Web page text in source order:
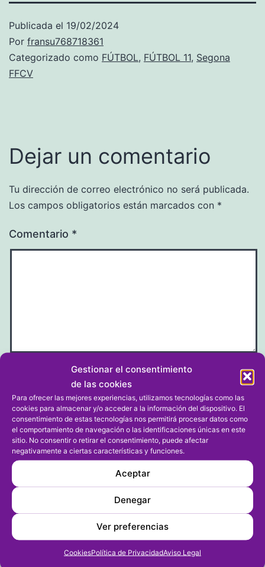
Gestionar el consentimiento
de las cookies
Para ofrecer las mejores experiencias, utilizamos tecnologías como las
cookies para almacenar y/o acceder a la información del dispositivo. El
consentimiento de estas tecnologías nos permitirá procesar datos como
el comportamiento de navegación o las identificaciones únicas en este
sitio. No consentir o retirar el consentimiento, puede afectar
negativamente a ciertas características y funciones.
Aceptar
Denegar
Ver preferencias
CookiesPolítica de PrivacidadAviso Legal
Publicada el 19/02/2024
Por fransu768718361
Categorizado como FÚTBOL, FÚTBOL 11, Segona
FFCV
Dejar un comentario
Tu dirección de correo electrónico no será publicada.
Los campos obligatorios están marcados con *
Comentario *
Correo electrónico*